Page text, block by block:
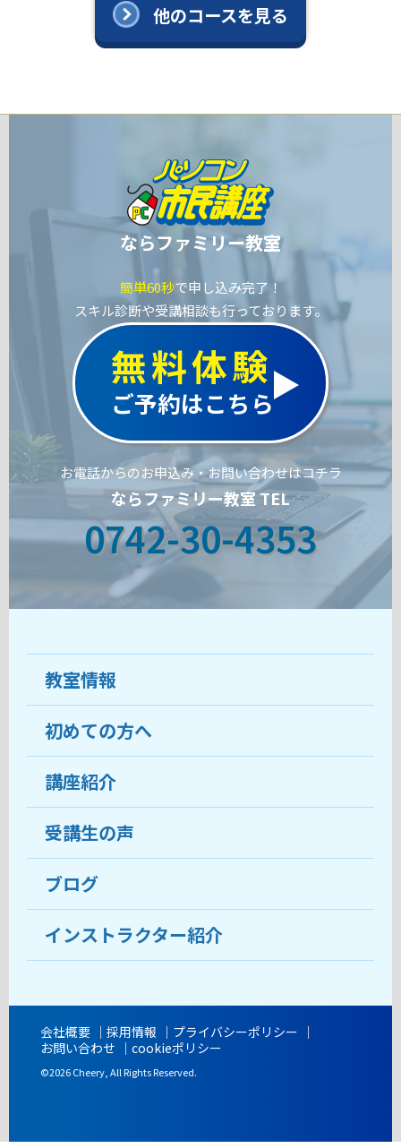
他のコースを見る
ならファミリー教室
簡単60秒で申し込み完了！
スキル診断や受講相談も行っております。
無料体験
ご予約はこちら
お電話からのお申込み・お問い合わせはコチラ
ならファミリー教室 TEL
0742-30-4353
教室情報
教室について
受講生の声
おすすめ・人気の講座
目的から講座を探す
教室ブログ
開講時間
初めての方へ
ココがおすすめ
料金
受講までの流れ
よくあるご質問
講座紹介
受講生の声
ブログ
インストラクター紹介
会社概要 採用情報
プライバシーポリシー
お問い合わせ
cookieポリシー
©2026 Cheery, All Rights Reserved.